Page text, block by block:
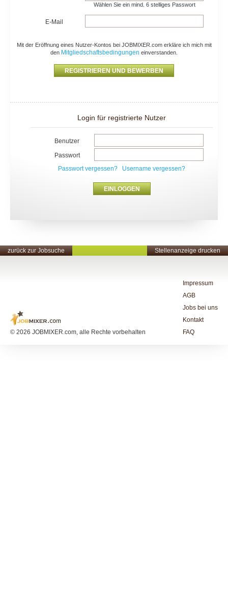
Wählen Sie ein mind. 6 stelliges Passwort
E-Mail
Mit der Eröffnung eines Nutzer-Kontos bei JOBMIXER.com erkläre ich mich mit
den Mitgliedschaftsbedingungen einverstanden.
Login für registrierte Nutzer
Benutzer
Passwort
Passwort vergessen?
Username vergessen?
zurück zur Jobsuche Stellenanzeige drucken
© 2026 JOBMIXER.com, alle Rechte vorbehalten
Impressum
AGB
Jobs bei uns
Kontakt
FAQ